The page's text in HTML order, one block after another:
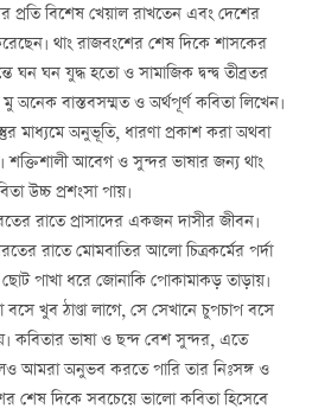
প্রতি বিশেষ খেয়াল রাখতেন এবং দেশের
থাং রাজবংশের শেষ দিকে শাসকের
ঘন ঘন যুদ্ধ হতো ও সামাজিক দ্বন্দ্ব তীব্রতর
অনেক বাস্তবসম্মত ও অর্থপূর্ণ কবিতা লিখেন।
মাধ্যমে অনুভূতি, ধারণা প্রকাশ করা অথবা
শক্তিশালী আবেগ ও সুন্দর ভাষার জন্য থাং
উচ্চ প্রশংসা পায়।
রাতে প্রাসাদের একজন দাসীর জীবন।
রাতে মোমবাতির আলো চিত্রকর্মের পর্দা
পাখা ধরে জোনাকি পোকামাকড় তাড়ায়।
খুব ঠাণ্ডা লাগে, সে সেখানে চুপচাপ বসে
কবিতার ভাষা ও ছন্দ বেশ সুন্দর, এতে
আমরা অনুভব করতে পারি তার নিঃসঙ্গ ও
শেষ দিকে সবচেয়ে ভালো কবিতা হিসেবে